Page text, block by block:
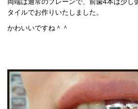
タイルでお作りいたしました。
かわいいですね＾＾